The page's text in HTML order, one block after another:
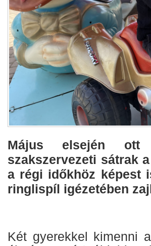
Május elsején
szakszervezeti sátrak
a régi időkhöz képest
ringlispíl igézetében
Két gyerekkel kimenni